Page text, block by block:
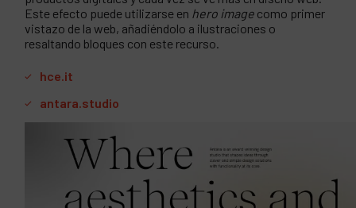
Este efecto puede utilizarse en hero image como primer
vistazo de la web, añadiéndolo a ilustraciones o
resaltando bloques con este recurso.
hce.it
antara.studio